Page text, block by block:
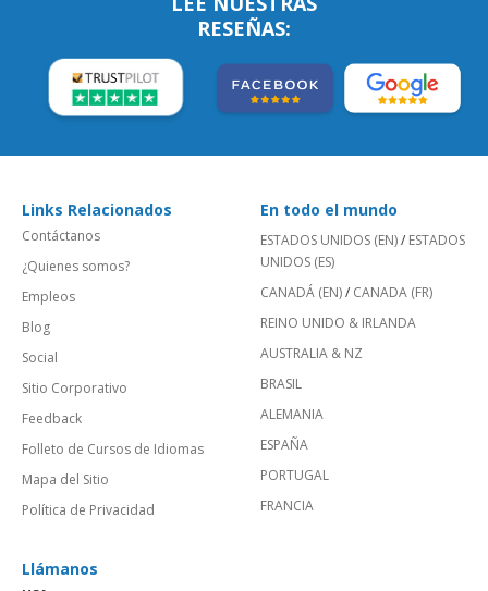
RESEÑAS:
Links Relacionados
Contáctanos
¿Quienes somos?
Empleos
Blog
Social
Sitio Corporativo
Feedback
Folleto de Cursos de Idiomas
Mapa del Sitio
Política de Privacidad
En todo el mundo
ESTADOS UNIDOS (EN)/ ESTADOS
UNIDOS (ES)
CANADÁ (EN)/ CANADA (FR)
REINO UNIDO & IRLANDA
AUSTRALIA & NZ
BRASIL
ALEMANIA
ESPAÑA
PORTUGAL
FRANCIA
Llámanos